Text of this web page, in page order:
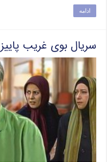
ادامه
سریال بوی غریب پاییز ۱۳۸۲